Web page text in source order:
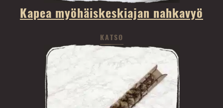
Kapea myöhäiskeskiajan nahkavyö
KATSO